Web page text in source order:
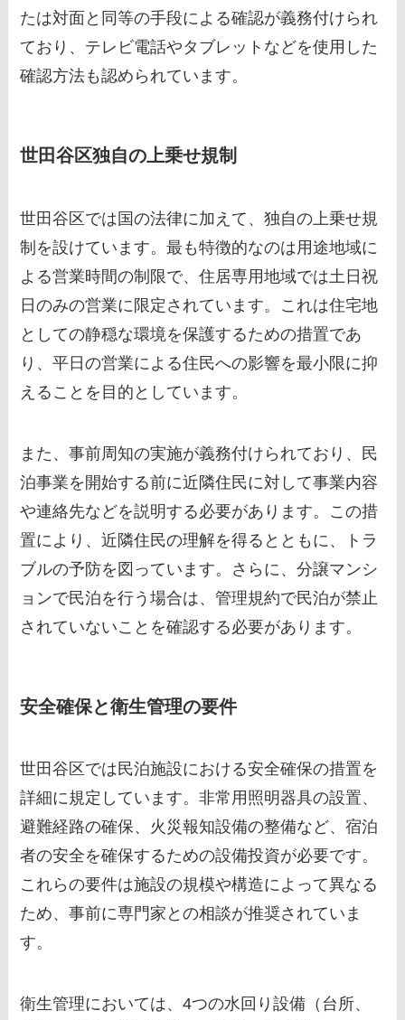
たは対面と同等の手段による確認が義務付けられ
ており、テレビ電話やタブレットなどを使用した
確認方法も認められています。
世田谷区独自の上乗せ規制
世田谷区では国の法律に加えて、独自の上乗せ規
制を設けています。最も特徴的なのは用途地域に
よる営業時間の制限で、住居専用地域では土日祝
日のみの営業に限定されています。これは住宅地
としての静穏な環境を保護するための措置であ
り、平日の営業による住民への影響を最小限に抑
えることを目的としています。
また、事前周知の実施が義務付けられており、民
泊事業を開始する前に近隣住民に対して事業内容
や連絡先などを説明する必要があります。この措
置により、近隣住民の理解を得るとともに、トラ
ブルの予防を図っています。さらに、分譲マンシ
ョンで民泊を行う場合は、管理規約で民泊が禁止
されていないことを確認する必要があります。
安全確保と衛生管理の要件
世田谷区では民泊施設における安全確保の措置を
詳細に規定しています。非常用照明器具の設置、
避難経路の確保、火災報知設備の整備など、宿泊
者の安全を確保するための設備投資が必要です。
これらの要件は施設の規模や構造によって異なる
ため、事前に専門家との相談が推奨されていま
す。
衛生管理においては、4つの水回り設備（台所、